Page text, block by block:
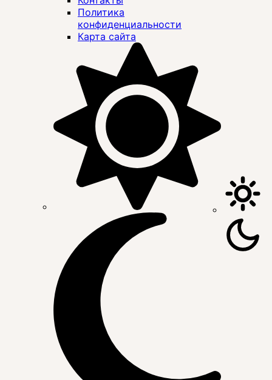
Политика
конфиденциальности
Карта сайта